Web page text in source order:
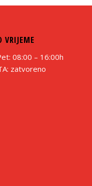
VRIJEME
08:00 – 16:00h
zatvoreno